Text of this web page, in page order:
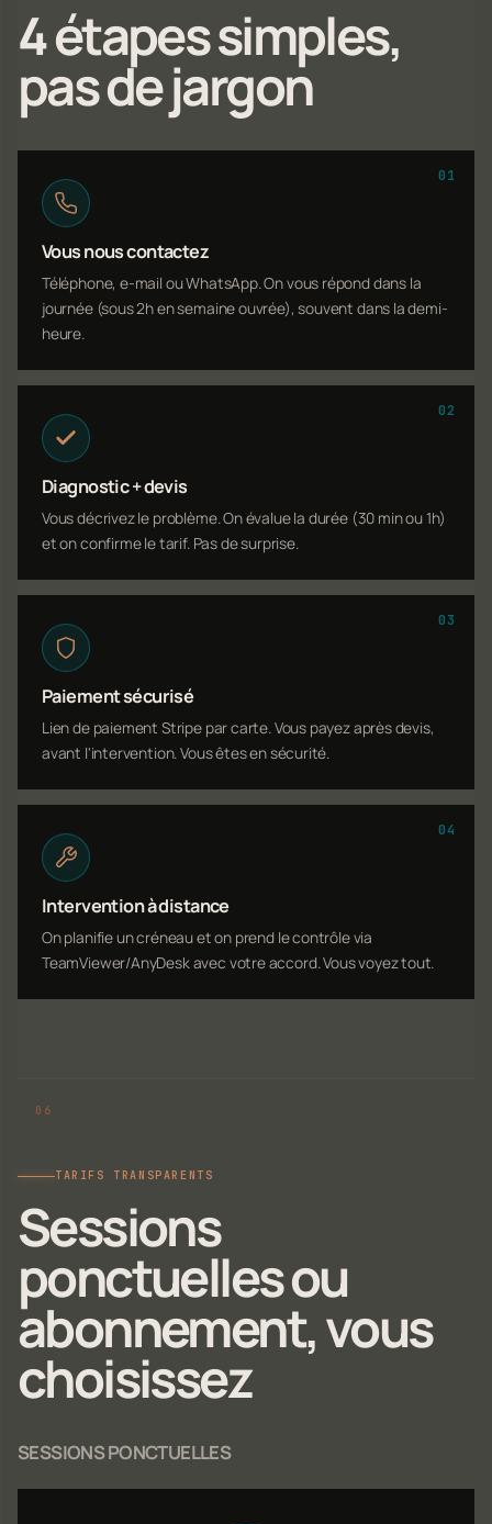
4 étapes simples,
pas de jargon
01
Vous nous contactez
Téléphone, e-mail ou WhatsApp. On vous répond dans la
journée (sous 2h en semaine ouvrée), souvent dans la demi-
heure.
02
Diagnostic + devis
Vous décrivez le problème. On évalue la durée (30 min ou 1h)
et on confirme le tarif. Pas de surprise.
03
Paiement sécurisé
Lien de paiement Stripe par carte. Vous payez après devis,
avant l'intervention. Vous êtes en sécurité.
04
Intervention à distance
On planifie un créneau et on prend le contrôle via
TeamViewer/AnyDesk avec votre accord. Vous voyez tout.
TARIFS TRANSPARENTS
Sessions
ponctuelles ou
abonnement, vous
choisissez
SESSIONS PONCTUELLES